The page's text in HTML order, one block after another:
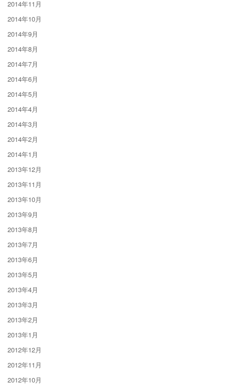
2014年11月
2014年10月
2014年9月
2014年8月
2014年7月
2014年6月
2014年5月
2014年4月
2014年3月
2014年2月
2014年1月
2013年12月
2013年11月
2013年10月
2013年9月
2013年8月
2013年7月
2013年6月
2013年5月
2013年4月
2013年3月
2013年2月
2013年1月
2012年12月
2012年11月
2012年10月